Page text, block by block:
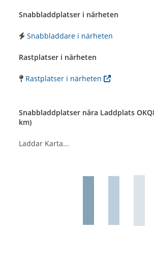
Snabbladdplatser i närheten
Snabbladdare i närheten
Rastplatser i närheten
Rastplatser i närheten
Snabbladdplatser nära Laddplats
km)
Laddar Karta...